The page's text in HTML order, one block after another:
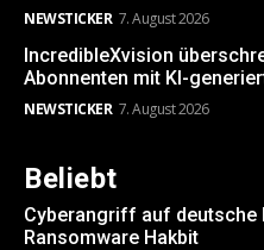
NEWSTICKER 7. August 2026
IncredibleXvision
Abonnenten mit KI-
NEWSTICKER 7. August 2026
Beliebt
Cyberangriff auf
Ransomware Hakbit